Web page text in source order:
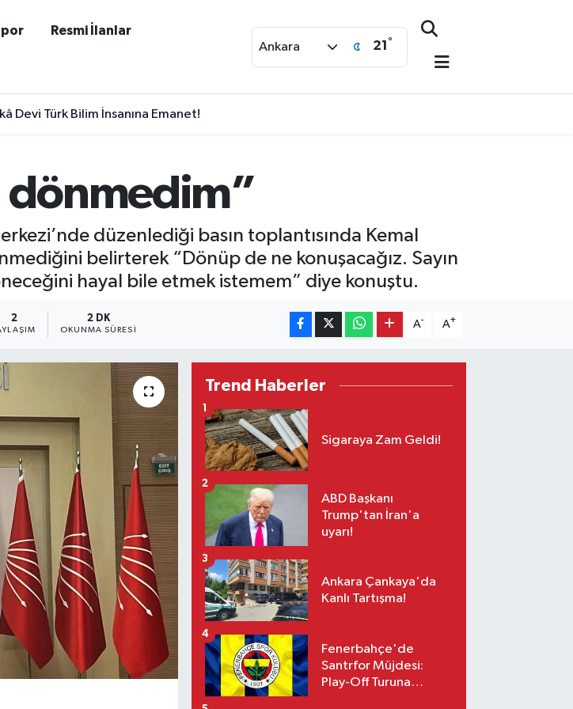
Resmi İlanlar
Ankara 21 °
Devi Türk Bilim İnsanına Emanet!
dönmedim”
düzenlediği basın toplantısında Kemal
belirterek “Dönüp de ne konuşacağız. Sayın
hayal bile etmek istemem” diye konuştu.
2 2 DK
OKUNMA SÜRESI
A- A+
Trend Haberler
Sigaraya Zam Geldi!
1
ABD Başkanı
Trump'tan İran'a
uyarı!
2
Ankara Çankaya'da
Kanlı Tartışma!
3
Fenerbahçe'de
Santrfor Müjdesi:
Play-Off Turuna
4